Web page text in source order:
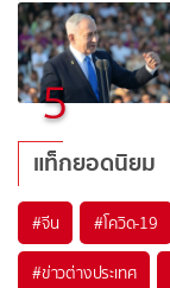
5
แท็กยอดนิยม
#จีน #โควิด-19
#ข่าวต่างประเทศ